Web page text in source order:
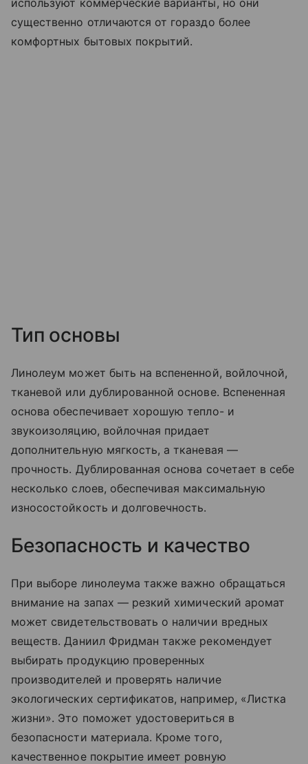
существенно отличаются от гораздо более
комфортных бытовых покрытий.
Тип основы
Линолеум может быть на вспененной, войлочной,
тканевой или дублированной основе. Вспененная
основа обеспечивает хорошую тепло- и
звукоизоляцию, войлочная придает
дополнительную мягкость, а тканевая —
прочность. Дублированная основа сочетает в себе
несколько слоев, обеспечивая максимальную
износостойкость и долговечность.
Безопасность и качество
При выборе линолеума также важно обращаться
внимание на запах — резкий химический аромат
может свидетельствовать о наличии вредных
веществ. Даниил Фридман также рекомендует
выбирать продукцию проверенных
производителей и проверять наличие
экологических сертификатов, например, «Листка
жизни». Это поможет удостовериться в
безопасности материала. Кроме того,
качественное покрытие имеет ровную